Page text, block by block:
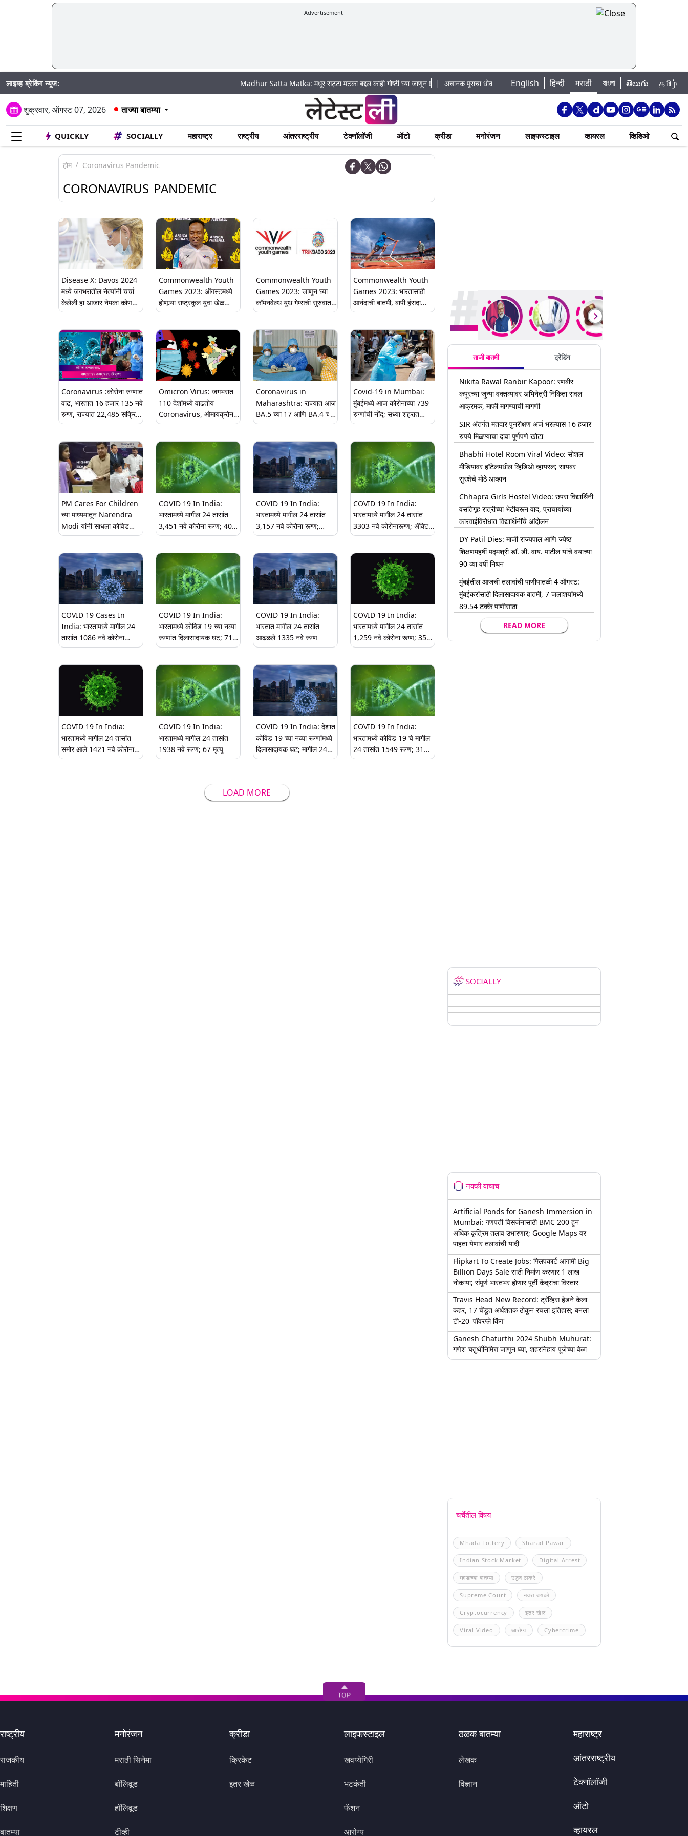
Advertisement
लाइव्ह ब्रेकिंग न्यूज: Madhur Satta Matka: मधूर सट्टा मटका बद्दल काही गोष्टी घ्या जाणून !|अचानक पूराचा धोका: खडकवासला धरणातून मुठानदी पात्रात विसर्ग सुरु; नागरिकांना नदीपात्रात न उतरण्याचे
English हिन्दी मराठी বাংলা తెలుగు தமிழ்
शुक्रवार, ऑगस्ट 07, 2026 ताज्या बातम्या
QUICKLY SOCIALLY महाराष्ट्र राष्ट्रीय आंतरराष्ट्रीय टेक्नॉलॉजी ऑटो क्रीडा मनोरंजन लाइफस्टाइल व्हायरल व्हिडिओ
होम Coronavirus Pandemic
CORONAVIRUS PANDEMIC
Disease X: Davos 2024
मध्ये जगभरातील नेत्यांनी चर्चा
केलेली हा आजार नेमका कोणता?
WHO ची जाणून घ्या भूमिका
Commonwealth Youth
Games 2023: ऑगस्टमध्ये
होणार्‍या राष्ट्रकुल युवा खेळ
2023 मध्ये पंच म्हणून चकत्सा
Commonwealth Youth
Games 2023: जाणून घ्या
कॉमनवेल्थ युथ गेम्सची सुरुवात
कधी होणार आणि शेवटचा दिवस
Commonwealth Youth
Games 2023: भारतासाठी
आनंदाची बातमी, बापी हंसदा
कॉमनवेल्थ युथ गेम्समध्ये सहभागी
Coronavirus :कोरोना रुग्णात
वाढ, भारतात 16 हजार 135 नवे
रुग्ण, राज्यात 22,485 सक्रिय
रुग्ण
Omicron Virus: जगभरात
110 देशांमध्ये वाढतोय
Coronavirus, ओमायक्रोन
संक्रमितांची संख्याही वाढली,
इशारा
Coronavirus in
Maharashtra: राज्यात आज
BA.5 च्या 17 आणि BA.4 च्या
6 रुग्णांची नोंद; सध्या कोरोनाच्या
Covid-19 in Mumbai:
मुंबईमध्ये आज कोरोनाच्या 739
रुग्णांची नोंद; सध्या शहरात
2970 रुग्णांवर उपचार सुरु
PM Cares For Children
च्या माध्यमातून Narendra
Modi यांनी साधला कोविड
संकटकाळात अनाथ झालेल्या
केंद्रीय मंत्र्यांच्या हस्ते पॅकेज
हस्तांतरित
COVID 19 In India:
भारतामध्ये मागील 24 तासांत
3,451 नवे कोरोना रूग्ण; 40
मृत्यू
COVID 19 In India:
भारतामध्ये मागील 24 तासांत
3,157 नवे कोरोना रूग्ण;
19,500 अ‍ॅक्टिव्ह रूग्ण
COVID 19 In India:
भारतामध्ये मागील 24 तासांत
3303 नवे कोरोनारूग्ण; अ‍ॅक्टिव्ह
रूग्ण 16,980
COVID 19 Cases In
India: भारतामध्ये मागील 24
तासांत 1086 नवे कोरोना
रूग्ण,71 मृत्यू
COVID 19 In India:
भारतामध्ये कोविड 19 च्या नव्या
रूग्णांत दिलासादायक घट; 715
दिवसांनंतर पहिल्यांदा 24 तासांत
समोर
COVID 19 In India:
भारतात मागील 24 तासांत
आढळले 1335 नवे रूग्ण
COVID 19 In India:
भारतामध्ये मागील 24 तासांत
1,259 नवे कोरोना रूग्ण; 35
मृत्यू
COVID 19 In India:
भारतामध्ये मागील 24 तासांत
समोर आले 1421 नवे कोरोना
रूग्ण; 149 मृत्यू
COVID 19 In India:
भारतामध्ये मागील 24 तासांत
1938 नवे रूग्ण; 67 मृत्यू
COVID 19 In India: देशात
कोविड 19 च्या नव्या रूग्णांमध्ये
दिलासादायक घट; मागील 24
तासांत समोर आले 1,581 नवे
COVID 19 In India:
भारतामध्ये कोविड 19 चे मागील
24 तासांत 1549 रूग्ण; 31
मृत्यू
LOAD MORE
ताजी बातमी ट्रेंडिंग
Nikita Rawal Ranbir Kapoor: रणबीर
कपूरच्या जुन्या वक्तव्यावर अभिनेत्री निकिता रावल
आक्रमक, माफी मागण्याची मागणी
SIR अंतर्गत मतदार पुनरीक्षण अर्ज भरल्यास 16 हजार
रुपये मिळण्याचा दावा पूर्णपणे खोटा
Bhabhi Hotel Room Viral Video: सोशल
मीडियावर हॉटेलमधील व्हिडिओ व्हायरल; सायबर
सुरक्षेचे मोठे आव्हान
Chhapra Girls Hostel Video: छपरा विद्यार्थिनी
वसतिगृह रात्रीच्या भेटीवरून वाद, प्राचार्यांच्या
कारवाईविरोधात विद्यार्थिनींचे आंदोलन
DY Patil Dies: माजी राज्यपाल आणि ज्येष्ठ
शिक्षणमहर्षी पद्मश्री डॉ. डी. वाय. पाटील यांचे वयाच्या
90 व्या वर्षी निधन
मुंबईतील आजची तलावांची पाणीपातळी 4 ऑगस्ट:
मुंबईकरांसाठी दिलासादायक बातमी, 7 जलाशयांमध्ये
89.54 टक्के पाणीसाठा
READ MORE
SOCIALLY
नक्की वाचाच
Artificial Ponds for Ganesh Immersion in
Mumbai: गणपती विसर्जनासाठी BMC 200 हून
अधिक कृत्रिम तलाव उभारणार; Google Maps वर
पाहता येणार तलावांची यादी
Flipkart To Create Jobs: फ्लिपकार्ट आगामी Big
Billion Days Sale साठी निर्माण करणार 1 लाख
नोकऱ्या; संपूर्ण भारतभर होणार पूर्ती केंद्रांचा विस्तार
Travis Head New Record: ट्रॅव्हिस हेडने केला
कहर, 17 चेंडूत अर्धशतक ठोकून रचला इतिहास; बनला
टी-20 'पॉवरप्ले किंग'
Ganesh Chaturthi 2024 Shubh Muhurat:
गणेश चतुर्थीनिमित्त जाणून घ्या, शहरनिहाय पूजेच्या वेळा
चर्चेतील विषय
Mhada Lottery Sharad Pawar
Indian Stock Market Digital Arrest
म्हाडाच्या बातम्या उद्धव ठाकरे
Supreme Court नवरा बायको
Cryptocurrency इतर खेळ
Viral Video आरोग्य Cybercrime
राष्ट्रीय
राजकीय
माहिती
शिक्षण
बातम्या
मनोरंजन
मराठी सिनेमा
बॉलिवूड
हॉलिवूड
टीव्ही
क्रीडा
क्रिकेट
इतर खेळ
लाइफस्टाइल
खवय्येगिरी
भटकंती
फॅशन
आरोग्य
ठळक बातम्या
लेखक
विज्ञान
महाराष्ट्र
आंतरराष्ट्रीय
टेक्नॉलॉजी
ऑटो
व्हायरल